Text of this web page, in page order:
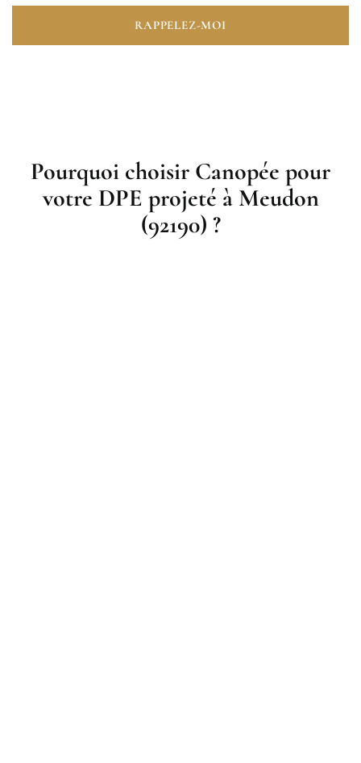
RAPPELEZ-MOI
Pourquoi choisir Canopée pour
votre DPE projeté à Meudon
(92190) ?